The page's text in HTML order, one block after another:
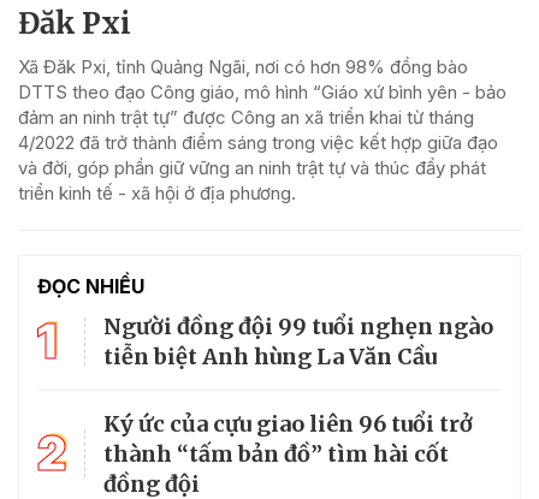
Đăk Pxi
Xã Đăk Pxi, tỉnh Quảng Ngãi, nơi có hơn 98% đồng bào
DTTS theo đạo Công giáo, mô hình “Giáo xứ bình yên - bảo
đảm an ninh trật tự” được Công an xã triển khai từ tháng
4/2022 đã trở thành điểm sáng trong việc kết hợp giữa đạo
và đời, góp phần giữ vững an ninh trật tự và thúc đẩy phát
triển kinh tế - xã hội ở địa phương.
ĐỌC NHIỀU
1
Người đồng đội 99 tuổi nghẹn ngào
tiễn biệt Anh hùng La Văn Cầu
2
Ký ức của cựu giao liên 96 tuổi trở
thành “tấm bản đồ” tìm hài cốt
đồng đội